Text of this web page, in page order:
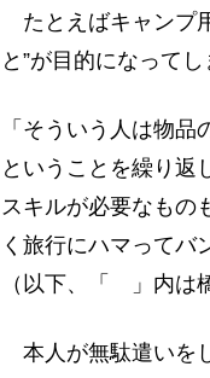
たとえばキャンプ
と”が目的になって
「そういう人は物
ということを繰り返
スキルが必要なもの
く旅行にハマってバ
（以下、「 」内は
本人が無駄遣いを